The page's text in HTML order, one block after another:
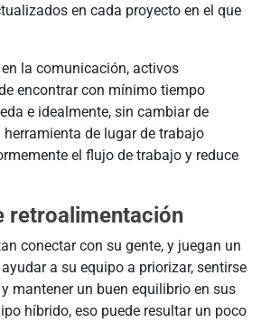
en cada proyecto en el que
la comunicación, activos
encontrar con mínimo tiempo
e idealmente, sin cambiar de
de lugar de trabajo
el flujo de trabajo y reduce
retroalimentación
conectar con su gente, y juegan un
a su equipo a priorizar, sentirse
mantener un buen equilibrio en sus
híbrido, eso puede resultar un poco